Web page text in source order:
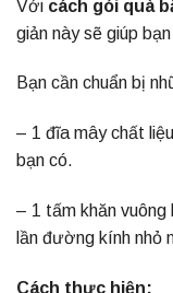
Với cách gói quà
giản này sẽ giúp
Bạn cần chuẩn bị
– 1 đĩa mây chất
bạn có.
– 1 tấm khăn
lần đường kính nhỏ
Cách thực hiện: